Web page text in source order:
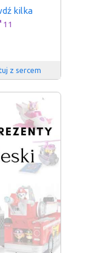
kilka
11
z sercem